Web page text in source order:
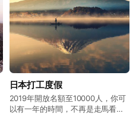
日本打工度假
2019年開放名額至10000人，你可
以有一年的時間，不再是走馬看